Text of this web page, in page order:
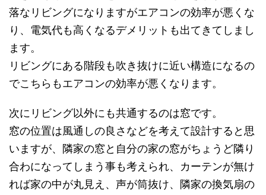
落なリビングになりますがエアコンの効率が悪くな
り、電気代も高くなるデメリットも出てきてしまし
ます。
リビングにある階段も吹き抜けに近い構造になるの
でこちらもエアコンの効率が悪くなります。
次にリビング以外にも共通するのは窓です。
窓の位置は風通しの良さなどを考えて設計すると思
いますが、隣家の窓と自分の家の窓がちょうど隣り
合わになってしまう事も考えられ、カーテンが無け
れば家の中が丸見え、声が筒抜け、隣家の換気扇の